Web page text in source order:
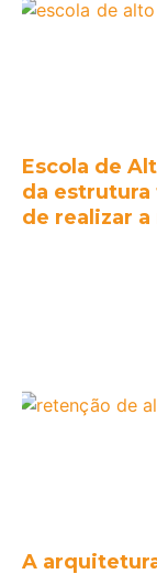
Escola de
da estrutura
de realizar
A